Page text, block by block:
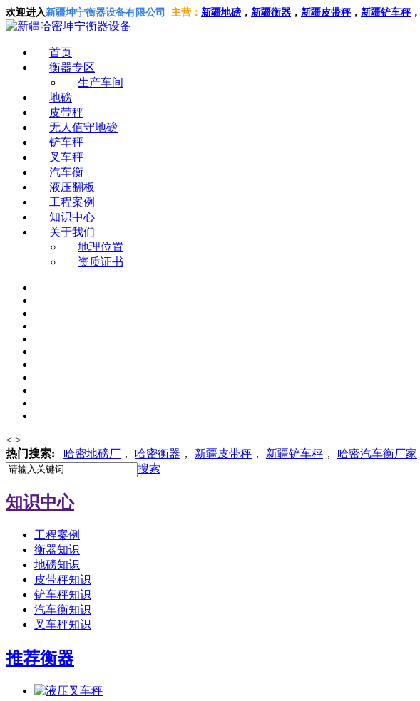
欢迎进入新疆坤宁衡器设备有限公司 主营： 新疆地磅 ， 新疆衡器 ， 新疆皮带秤， 新疆铲车秤，
首页
衡器专区
生产车间
地磅
皮带秤
无人值守地磅
铲车秤
叉车秤
汽车衡
液压翻板
工程案例
知识中心
关于我们
地理位置
资质证书
< >
热门搜索:
哈密地磅厂 ， 哈密衡器 ， 新疆皮带秤 ， 新疆铲车秤 ， 哈密汽车衡厂家
搜索
知识中心
工程案例
衡器知识
地磅知识
皮带秤知识
铲车秤知识
汽车衡知识
叉车秤知识
推荐衡器